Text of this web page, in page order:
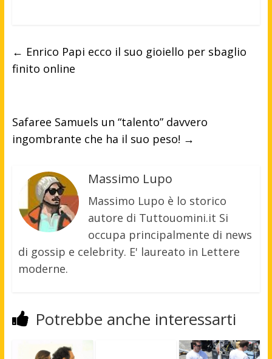
← Enrico Papi ecco il suo gioiello per sbaglio
finito online
Safaree Samuels un “talento” davvero
ingombrante che ha il suo peso! →
Massimo Lupo
Massimo Lupo è lo storico
autore di Tuttouomini.it Si
occupa principalmente di news
di gossip e celebrity. E' laureato in Lettere
moderne.
Potrebbe anche interessarti